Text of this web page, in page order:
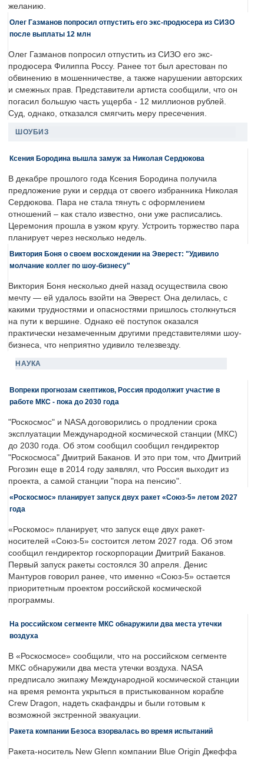
желанию.
Олег Газманов попросил отпустить его экс-продюсера из СИЗО
после выплаты 12 млн
Олег Газманов попросил отпустить из СИЗО его экс-
продюсера Филиппа Россу. Ранее тот был арестован по
обвинению в мошенничестве, а также нарушении авторских
и смежных прав. Представители артиста сообщили, что он
погасил большую часть ущерба - 12 миллионов рублей.
Суд, однако, отказался смягчить меру пресечения.
ШОУБИЗ
Ксения Бородина вышла замуж за Николая Сердюкова
В декабре прошлого года Ксения Бородина получила
предложение руки и сердца от своего избранника Николая
Сердюкова. Пара не стала тянуть с оформлением
отношений – как стало известно, они уже расписались.
Церемония прошла в узком кругу. Устроить торжество пара
планирует через несколько недель.
Виктория Боня о своем восхождении на Эверест: "Удивило
молчание коллег по шоу-бизнесу"
Виктория Боня несколько дней назад осуществила свою
мечту — ей удалось взойти на Эверест. Она делилась, с
какими трудностями и опасностями пришлось столкнуться
на пути к вершине. Однако её поступок оказался
практически незамеченным другими представителями шоу-
бизнеса, что неприятно удивило телезвезду.
НАУКА
Вопреки прогнозам скептиков, Россия продолжит участие в
работе МКС - пока до 2030 года
"Роскосмос" и NASA договорились о продлении срока
эксплуатации Международной космической станции (МКС)
до 2030 года. Об этом сообщил сообщил гендиректор
"Роскосмоса" Дмитрий Баканов. И это при том, что Дмитрий
Рогозин еще в 2014 году заявлял, что Россия выходит из
проекта, а самой станции "пора на пенсию".
«Роскосмос» планирует запуск двух ракет «Союз-5» летом 2027
года
«Роскомос» планирует, что запуск еще двух ракет-
носителей «Союз-5» состоится летом 2027 года. Об этом
сообщил гендиректор госкорпорации Дмитрий Баканов.
Первый запуск ракеты состоялся 30 апреля. Денис
Мантуров говорил ранее, что именно «Союз-5» остается
приоритетным проектом российской космической
программы.
На российском сегменте МКС обнаружили два места утечки
воздуха
В «Роскосмосе» сообщили, что на российском сегменте
МКС обнаружили два места утечки воздуха. NASA
предписало экипажу Международной космической станции
на время ремонта укрыться в пристыкованном корабле
Crew Dragon, надеть скафандры и были готовым к
возможной экстренной эвакуации.
Ракета компании Безоса взорвалась во время испытаний
Ракета-носитель New Glenn компании Blue Origin Джеффа